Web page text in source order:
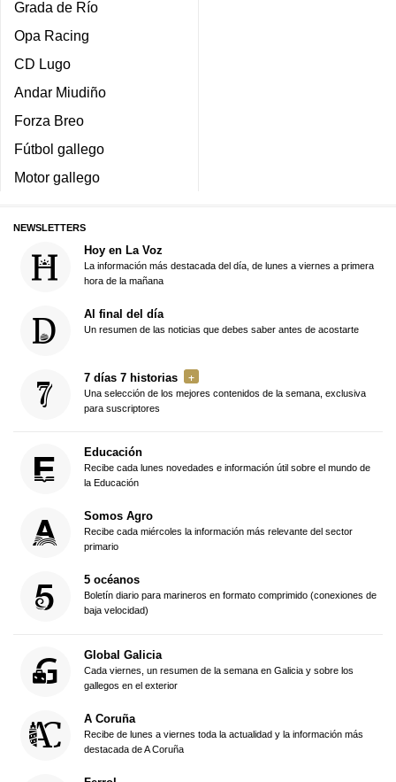
Grada de Río
Opa Racing
CD Lugo
Andar Miudiño
Forza Breo
Fútbol gallego
Motor gallego
NEWSLETTERS
Hoy en La Voz
La información más destacada del día, de lunes a viernes a primera
hora de la mañana
Al final del día
Un resumen de las noticias que debes saber antes de acostarte
7 días 7 historias
Una selección de los mejores contenidos de la semana, exclusiva
para suscriptores
Educación
Recibe cada lunes novedades e información útil sobre el mundo de
la Educación
Somos Agro
Recibe cada miércoles la información más relevante del sector
primario
5 océanos
Boletín diario para marineros en formato comprimido (conexiones de
baja velocidad)
Global Galicia
Cada viernes, un resumen de la semana en Galicia y sobre los
gallegos en el exterior
A Coruña
Recibe de lunes a viernes toda la actualidad y la información más
destacada de A Coruña